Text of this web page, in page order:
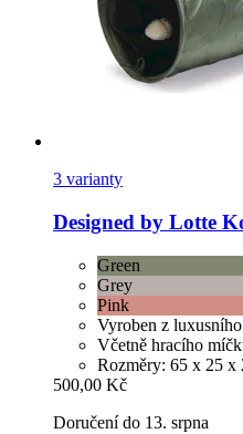
3 varianty
Designed by Lotte
Green
Grey
Pink
Vyroben z luxusního
Včetně hracího
Rozměry: 65 x 25 x
500,00 Kč
Doručení do 13. srpna